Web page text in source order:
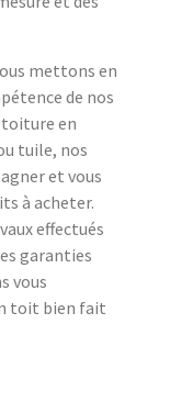
mettons en
de nos
toiture en
tuile, nos
et vous
à acheter.
effectués
garanties
vous
toit bien fait